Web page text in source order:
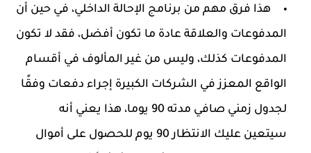
هذا فرق مهم من برنامج الإحالة الداخلي، في حين أن
المدفوعات والعلاقة عادة ما تكون أفضل، فقد لا تكون
المدفوعات كذلك، وليس من غير المألوف في أقسام
الواقع المعزز في الشركات الكبيرة إجراء دفعات وفقًا
لجدول زمني صافي مدته 90 يوما، هذا يعني أنه
سيتعين عليك الانتظار 90 يوم للحصول على أموال